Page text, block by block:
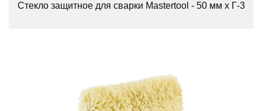
Стекло защитное для сварки Mastertool - 50 мм x Г-3